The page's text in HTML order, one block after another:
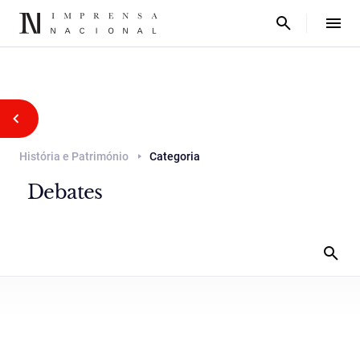
História e Património Categoria
Debates